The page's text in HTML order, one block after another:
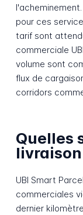
pour ces
tarif sont
commerciale
volume sont
flux de
corridors
Quelles
livraison
UBI Smart
commerciales
dernier